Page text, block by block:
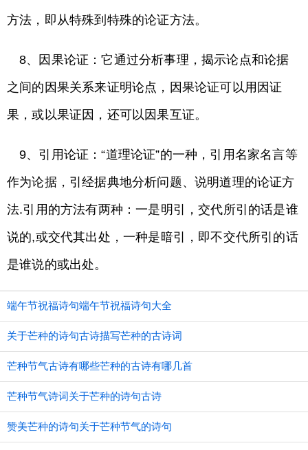
方法，即从特殊到特殊的论证方法。
8、因果论证：它通过分析事理，揭示论点和论据
之间的因果关系来证明论点，因果论证可以用因证
果，或以果证因，还可以因果互证。
9、引用论证：“道理论证”的一种，引用名家名言等
作为论据，引经据典地分析问题、说明道理的论证方
法.引用的方法有两种：一是明引，交代所引的话是谁
说的,或交代其出处，一种是暗引，即不交代所引的话
是谁说的或出处。
端午节祝福诗句端午节祝福诗句大全
关于芒种的诗句古诗描写芒种的古诗词
芒种节气古诗有哪些芒种的古诗有哪几首
芒种节气诗词关于芒种的诗句古诗
赞美芒种的诗句关于芒种节气的诗句